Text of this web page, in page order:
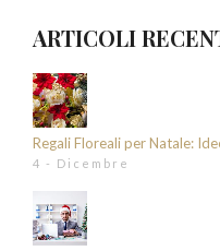
ARTICOLI
Regali Floreali per Natale:
4 - Dicembre